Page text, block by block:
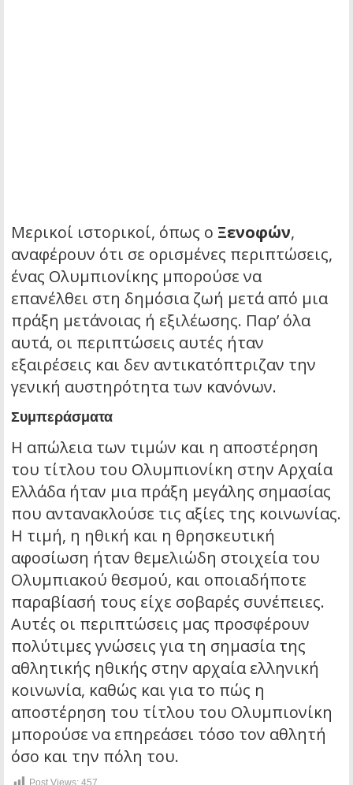
Μερικοί ιστορικοί, όπως ο Ξενοφών,
αναφέρουν ότι σε ορισμένες περιπτώσεις,
ένας Ολυμπιονίκης μπορούσε να
επανέλθει στη δημόσια ζωή μετά από μια
πράξη μετάνοιας ή εξιλέωσης. Παρ’ όλα
αυτά, οι περιπτώσεις αυτές ήταν
εξαιρέσεις και δεν αντικατόπτριζαν την
γενική αυστηρότητα των κανόνων.
Συμπεράσματα
Η απώλεια των τιμών και η αποστέρηση
του τίτλου του Ολυμπιονίκη στην Αρχαία
Ελλάδα ήταν μια πράξη μεγάλης σημασίας
που αντανακλούσε τις αξίες της κοινωνίας.
Η τιμή, η ηθική και η θρησκευτική
αφοσίωση ήταν θεμελιώδη στοιχεία του
Ολυμπιακού θεσμού, και οποιαδήποτε
παραβίασή τους είχε σοβαρές συνέπειες.
Αυτές οι περιπτώσεις μας προσφέρουν
πολύτιμες γνώσεις για τη σημασία της
αθλητικής ηθικής στην αρχαία ελληνική
κοινωνία, καθώς και για το πώς η
αποστέρηση του τίτλου του Ολυμπιονίκη
μπορούσε να επηρεάσει τόσο τον αθλητή
όσο και την πόλη του.
Post Views: 457